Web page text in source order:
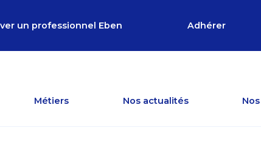
un professionnel Eben Adhérer
Métiers Nos actualités